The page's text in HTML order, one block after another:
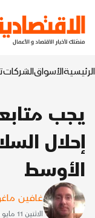
الرئيسيةالأسواقالشركات
إحلال
الأوسط
غافين
الاثنين 11 مايو 2026 13:25